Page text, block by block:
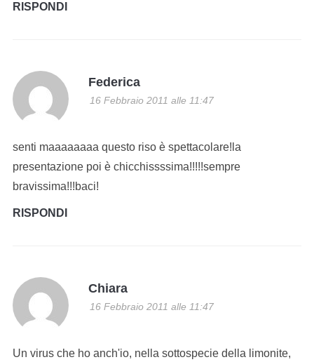
RISPONDI
Federica
16 Febbraio 2011 alle 11:47
senti maaaaaaaa questo riso è spettacolare!la
presentazione poi è chicchissssima!!!!!sempre
bravissima!!!baci!
RISPONDI
Chiara
16 Febbraio 2011 alle 11:47
Un virus che ho anch'io, nella sottospecie della limonite,